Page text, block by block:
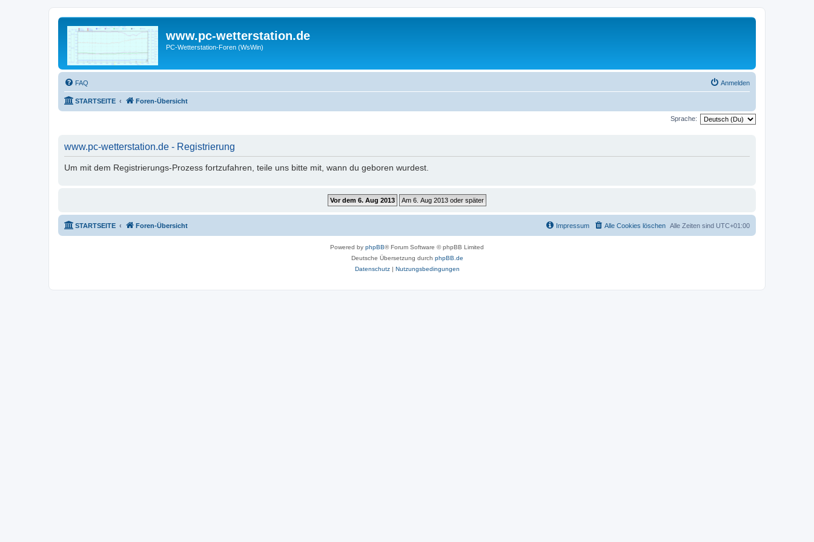
www.pc-wetterstation.de
PC-Wetterstation-Foren (WsWin)
FAQ Anmelden
STARTSEITE Foren-Übersicht
Sprache:
www.pc-wetterstation.de - Registrierung
Um mit dem Registrierungs-Prozess fortzufahren, teile uns bitte mit, wann du geboren wurdest.
STARTSEITE Foren-Übersicht Alle Zeiten sind UTC+01:00
Alle Cookies löschen
Impressum
Powered by phpBB® Forum Software © phpBB Limited
Deutsche Übersetzung durch phpBB.de
Datenschutz| Nutzungsbedingungen